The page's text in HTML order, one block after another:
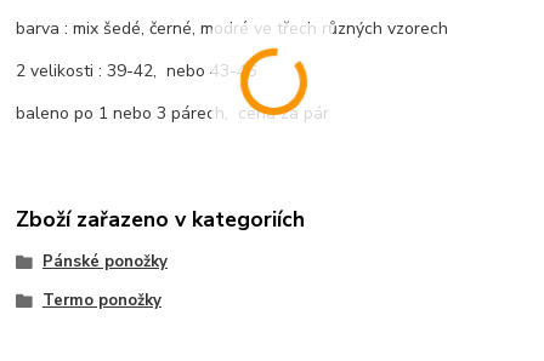
barva : mix šedé, černé, modré ve třech různých vzorech
2 velikosti : 39-42, nebo 43-46
baleno po 1 nebo 3 párech, cena za pár
Zboží zařazeno v kategoriích
Pánské ponožky
Termo ponožky